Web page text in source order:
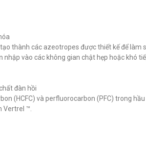
0đ
thành các azeotropes được thiết kế để làm
vào các không gian chật hẹp hoặc khó
đàn hồi
(HCFC) và perfluorocarbon (PFC) trong hầu
Vertrel ™.